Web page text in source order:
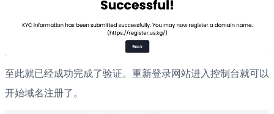
至此就已经成功完成了验证。重新登录网站进入控制台就可以
开始域名注册了。